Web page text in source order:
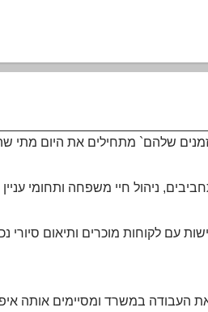
שלהם` מתחילים את היום מתי
ניהול חיי משפחה ותחומי עניין
עם לקוחות מוכרים ותיאום סיורי
העבודה במשרד ומסיימים אותה